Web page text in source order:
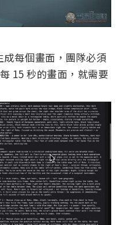
每個畫面，團隊必須
15 秒的畫面，就需要